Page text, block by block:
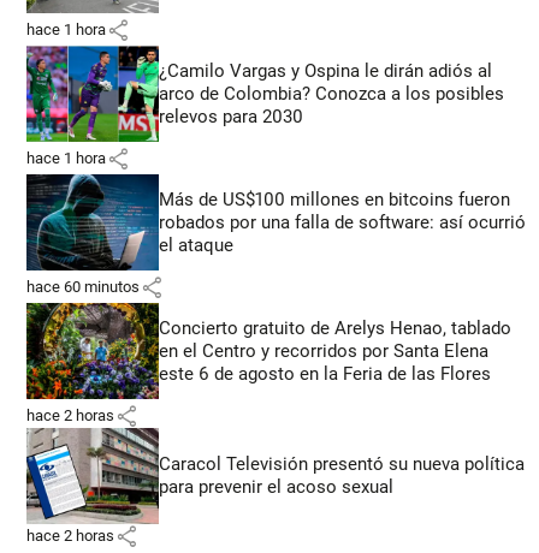
hace 1 hora share
¿Camilo Vargas y Ospina le dirán adiós al
arco de Colombia? Conozca a los posibles
relevos para 2030
hace 1 hora share
Más de US$100 millones en bitcoins fueron
robados por una falla de software: así ocurrió
el ataque
hace 60 minutos share
Concierto gratuito de Arelys Henao, tablado
en el Centro y recorridos por Santa Elena
este 6 de agosto en la Feria de las Flores
hace 2 horas share
Caracol Televisión presentó su nueva política
para prevenir el acoso sexual
hace 2 horas share